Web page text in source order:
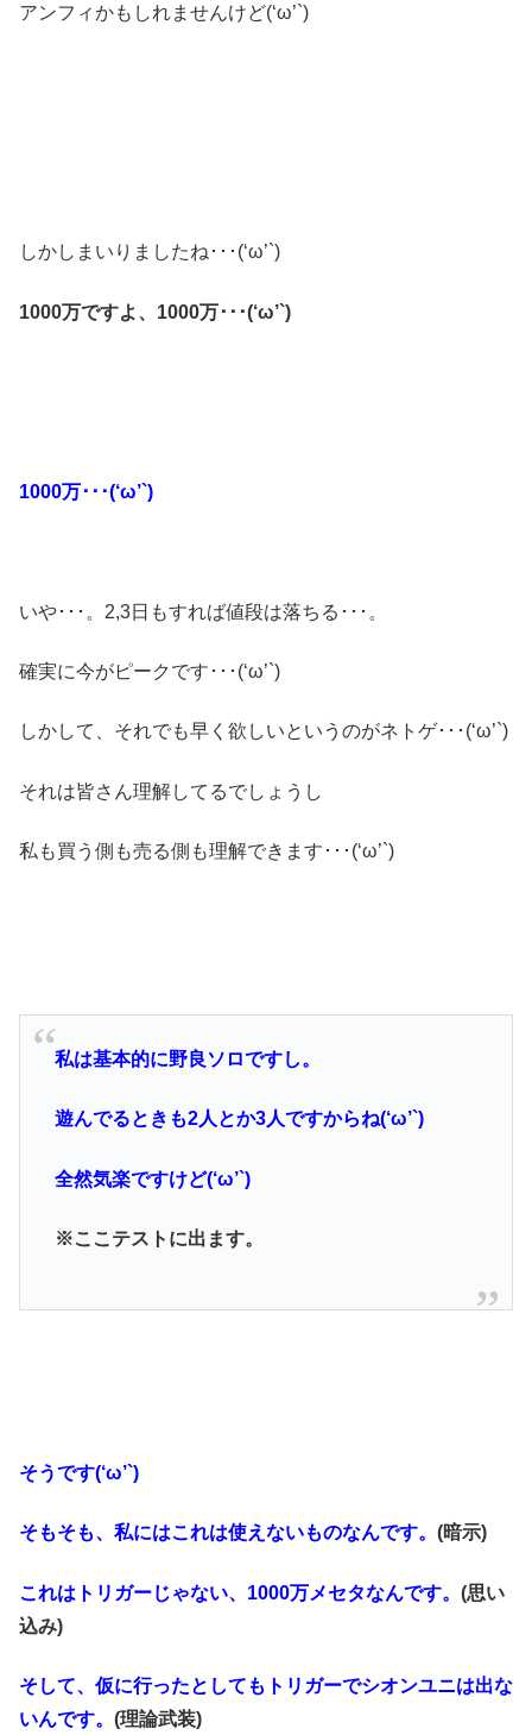
アンフィかもしれませんけど(‘ω’`)
しかしまいりましたね･･･(‘ω’`)
1000万ですよ、1000万･･･(‘ω’`)
1000万･･･(‘ω’`)
いや･･･。2,3日もすれば値段は落ちる･･･。
確実に今がピークです･･･(‘ω’`)
しかして、それでも早く欲しいというのがネトゲ･･･(‘ω’`)
それは皆さん理解してるでしょうし
私も買う側も売る側も理解できます･･･(‘ω’`)
私は基本的に野良ソロですし。
遊んでるときも2人とか3人ですからね(‘ω’`)
全然気楽ですけど(‘ω’`)
※ここテストに出ます。
そうです(‘ω’`)
そもそも、私にはこれは使えないものなんです。 (暗示)
これはトリガーじゃない、1000万メセタなんです。 (思い
込み)
そして、仮に行ったとしてもトリガーでシオンユニは出な
いんです。 (理論武装)